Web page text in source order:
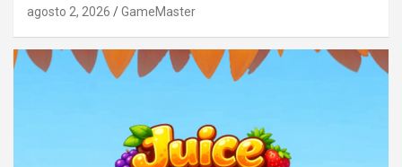
agosto 2, 2026 GameMaster